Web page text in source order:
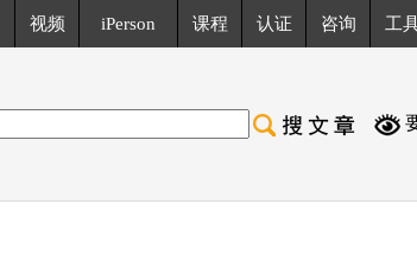
视频 iPerson 课程 认证 咨询 工